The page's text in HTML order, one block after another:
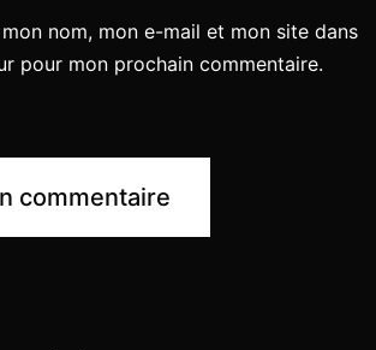
nom, mon e-mail et mon site dans
pour mon prochain commentaire.